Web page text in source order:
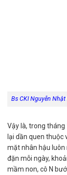
Bs CKI Nguyễn
Vậy là, trong tháng
lại dần quen thuộc
mặt nhân hậu luôn
đặn mỗi ngày,
mầm non, cô N